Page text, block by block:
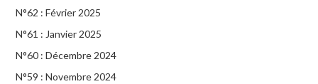
N°62 : Février 2025
N°61 : Janvier 2025
N°60 : Décembre 2024
N°59 : Novembre 2024